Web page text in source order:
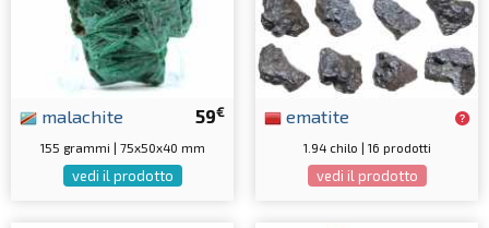
59€
malachite
155 grammi | 75x50x40 mm
vedi il prodotto
ematite
1.94 chilo | 16 prodotti
vedi il prodotto